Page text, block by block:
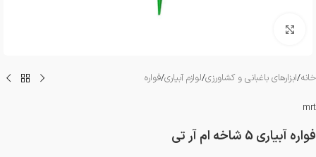
خانه/ابزارهای باغبانی و کشاورزی/لوازم آبیاری/فواره
mrt
فواره آبیاری 5 شاخه ام آر تی